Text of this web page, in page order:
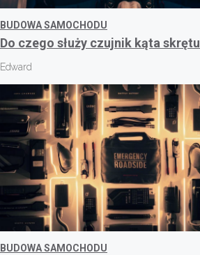
BUDOWA SAMOCHODU
Do czego służy czujnik kąta skrętu
Edward
BUDOWA SAMOCHODU